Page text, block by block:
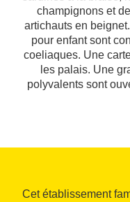
champignons et
artichauts en
pour enfant sont
coeliaques. Une
les palais. Une
polyvalents sont
Cet établissement